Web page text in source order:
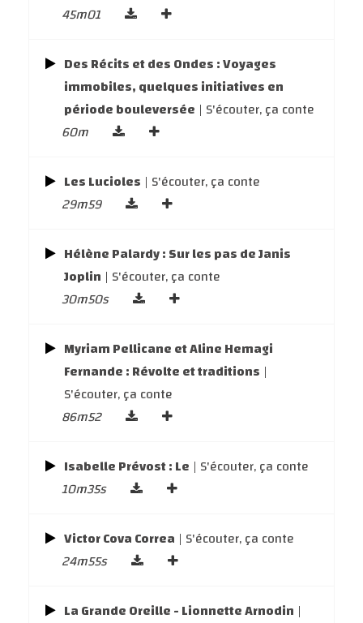
45m01
Des Récits et des Ondes : Voyages
immobiles, quelques initiatives en
période bouleversée | S'écouter, ça conte
60m
Les Lucioles | S'écouter, ça conte
29m59
Hélène Palardy : Sur les pas de Janis
Joplin | S'écouter, ça conte
30m50s
Myriam Pellicane et Aline Hemagi
Fernande : Révolte et traditions |
S'écouter, ça conte
86m52
Isabelle Prévost : Le | S'écouter, ça conte
10m35s
Victor Cova Correa | S'écouter, ça conte
24m55s
La Grande Oreille - Lionnette Arnodin |